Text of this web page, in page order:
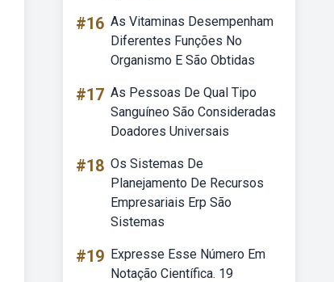
#16 As Vitaminas Desempenham
Diferentes Funções No
Organismo E São Obtidas
#17 As Pessoas De Qual Tipo
Sanguíneo São Consideradas
Doadores Universais
#18 Os Sistemas De
Planejamento De Recursos
Empresariais Erp São
Sistemas
#19 Expresse Esse Número Em
Notação Científica. 19